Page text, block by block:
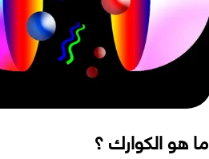
ما هو الكوارك ؟